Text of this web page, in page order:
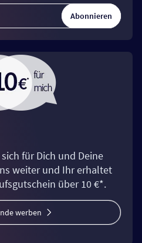
Abonnieren
für Dich und Deine
weiter und Ihr erhaltet
über 10 €*.
werben